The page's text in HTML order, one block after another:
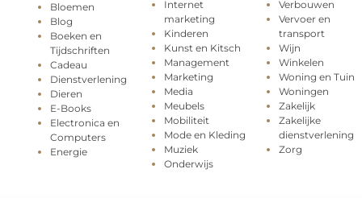
Bloemen
Blog
Boeken en
Tijdschriften
Cadeau
Dienstverlening
Dieren
E-Books
Electronica en
Computers
Energie
Internet
marketing
Kinderen
Kunst en Kitsch
Management
Marketing
Media
Meubels
Mobiliteit
Mode en Kleding
Muziek
Onderwijs
Verbouwen
Vervoer en
transport
Wijn
Winkelen
Woning en Tuin
Woningen
Zakelijk
Zakelijke
dienstverlening
Zorg